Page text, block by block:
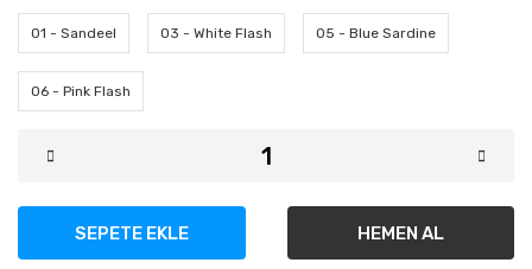
01 - Sandeel 03 - White Flash 05 - Blue Sardine
06 - Pink Flash
SEPETE EKLE HEMEN AL